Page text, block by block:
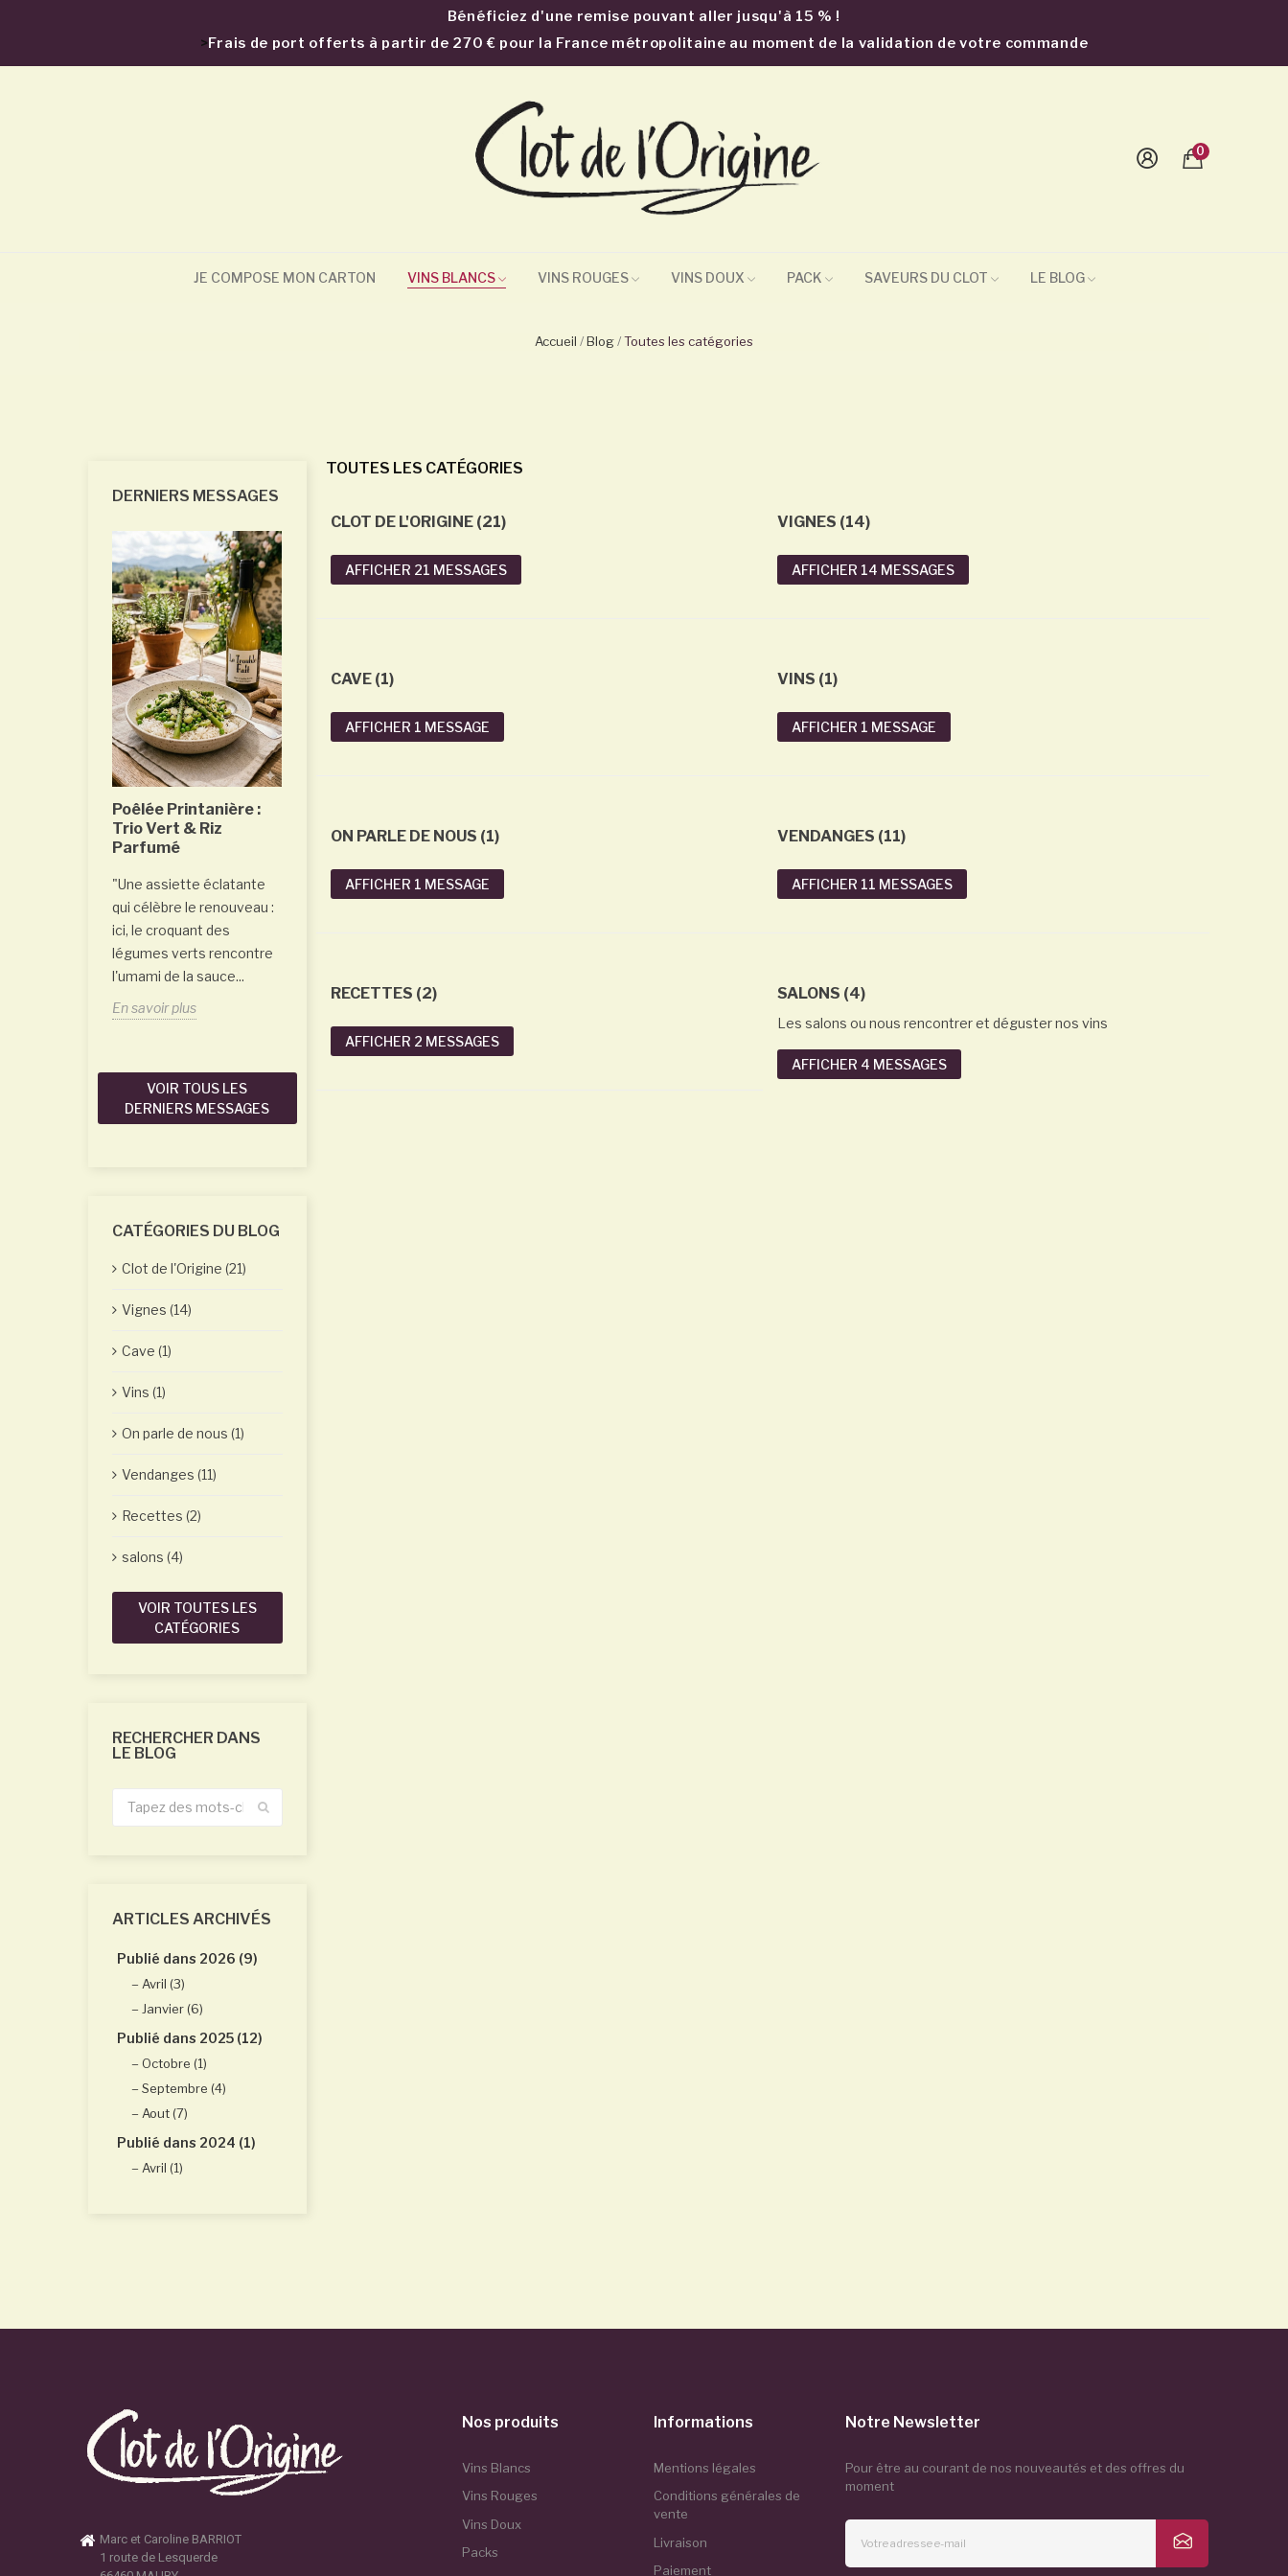
Bénéficiez d'une remise pouvant aller jusqu'à 15 % !
>Frais de port offerts à partir de 270 € pour la France métropolitaine au moment de la validation de votre commande
0
JE COMPOSE MON CARTON VINS BLANCS VINS ROUGES VINS DOUX PACK SAVEURS DU CLOT LE BLOG
Accueil Blog Toutes les catégories
DERNIERS MESSAGES
Poêlée Printanière :
Trio Vert & Riz
Parfumé
"Une assiette éclatante
qui célèbre le renouveau :
ici, le croquant des
légumes verts rencontre
l'umami de la sauce...
En savoir plus
de l'intercep dans les
Grenaches
jamais la toucher ?
En savoir plus
Taille en gobelet du
grenache
En savoir plus
Taille 2026 - La
coulure du Grenache
VOIR TOUS LES
DERNIERS MESSAGES
CATÉGORIES DU BLOG
Clot de l'Origine (21)
Vignes (14)
Cave (1)
Vins (1)
On parle de nous (1)
Vendanges (11)
Recettes (2)
salons (4)
VOIR TOUTES LES
CATÉGORIES
RECHERCHER DANS
LE BLOG
ARTICLES ARCHIVÉS
Publié dans 2026 (9)
Avril (3)
Janvier (6)
Publié dans 2025 (12)
Octobre (1)
Septembre (4)
Aout (7)
Publié dans 2024 (1)
Avril (1)
TOUTES LES CATÉGORIES
CLOT DE L'ORIGINE (21)
AFFICHER 21 MESSAGES
VIGNES (14)
AFFICHER 14 MESSAGES
CAVE (1)
AFFICHER 1 MESSAGE
VINS (1)
AFFICHER 1 MESSAGE
ON PARLE DE NOUS (1)
AFFICHER 1 MESSAGE
VENDANGES (11)
AFFICHER 11 MESSAGES
RECETTES (2)
AFFICHER 2 MESSAGES
SALONS (4)
Les salons ou nous rencontrer et déguster nos vins
AFFICHER 4 MESSAGES
Marc et Caroline BARRIOT
1 route de Lesquerde
Nos produits
Vins Blancs
Vins Rouges
Vins Doux
Packs
Informations
Mentions légales
Conditions générales de
vente
Livraison
Paiement
Notre Newsletter
Pour être au courant de nos nouveautés et des offres du
moment